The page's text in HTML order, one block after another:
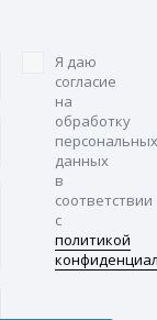
Я даю
согласие
на
обработку
персональных
данных
в
соответствии
с
политикой